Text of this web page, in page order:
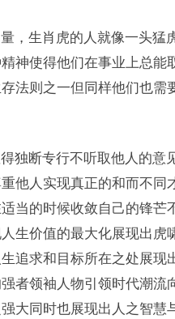
，生肖虎的人就像一头猛
神使得他们在事业上总能
法则之一但同样他们也需
独断专行不听取他人的意
他人实现真正的和而不同
当的时候收敛自己的锋芒
生价值的最大化展现出虎
追求和目标所在之处展现
者领袖人物引领时代潮流
大同时也展现出人之智慧